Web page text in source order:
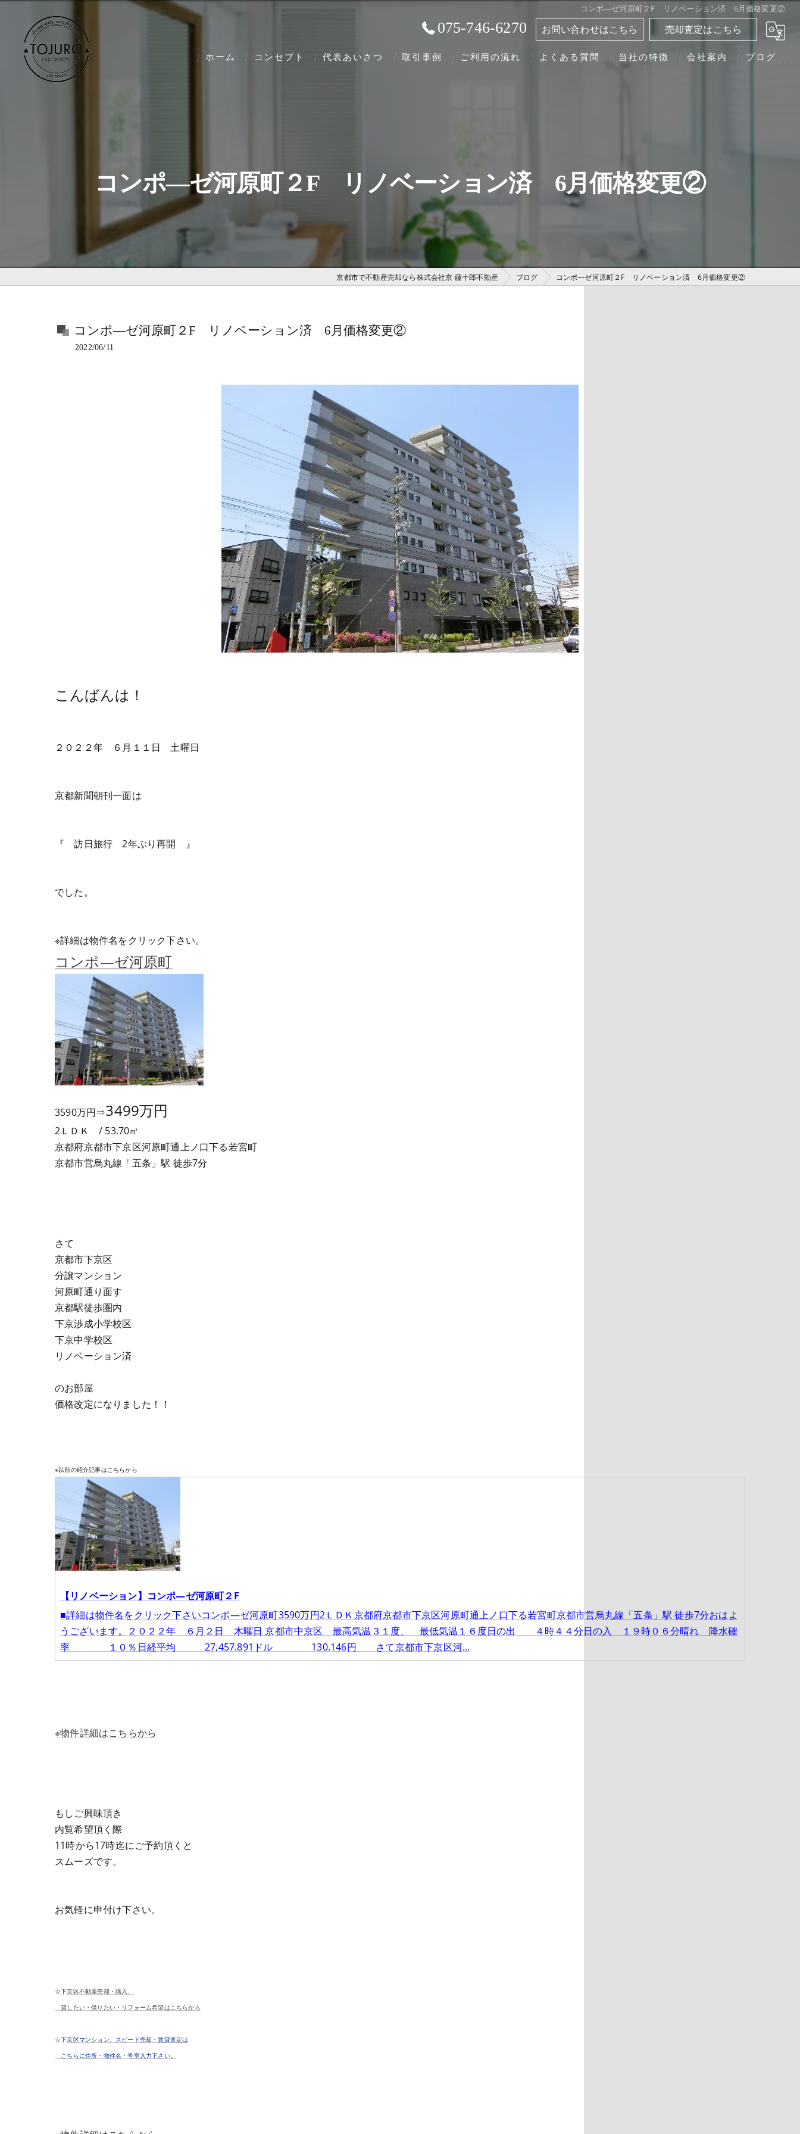
コンポ―ゼ河原町２F リノベーション済 6月価格変更②
075-746-6270 お問い合わせはこちら 売却査定はこちら
ホーム コンセプト 代表あいさつ 取引事例 ご利用の流れ よくある質問 当社の特徴
転勤
会社案内 ブログ
コンポ―ゼ河原町２F リノベーション済 6月価格変更②
京都市で不動産売却なら株式会社京 藤十郎不動産 ブログ コンポ―ゼ河原町２F リノベーション済 6月価格変更②
コンポ―ゼ河原町２F リノベーション済 6月価格変更②
2022/06/11
こんばんは！
２０２２年 ６月１１日 土曜日
京都新聞朝刊一面は
『 訪日旅行 2年ぶり再開 』
でした。
※詳細は物件名をクリック下さい。
コンポ―ゼ河原町
3590万円⇒3499万円
2ＬＤＫ / 53.70㎡
京都府京都市下京区河原町通上ノ口下る若宮町
京都市営烏丸線「五条」駅 徒歩7分
さて
京都市下京区
分譲マンション
河原町通り面す
京都駅徒歩圏内
下京渉成小学校区
下京中学校区
リノベーション済
のお部屋
価格改定になりました！！
※以前の紹介記事はこちらから
【リノベーション】コンポ―ゼ河原町２F
■詳細は物件名をクリック下さいコンポ―ゼ河原町3590万円2ＬＤＫ京都府京都市下京区河原町通上ノ口下る若宮町京都市営烏丸線「五条」駅 徒歩7分おはよ
うございます。２０２２年 ６月２日 木曜日 京都市中京区 最高気温３１度、 最低気温１６度日の出 ４時４４分日の入 １９時０６分晴れ 降水確
率 １０％日経平均 27,457.891ドル 130.146円 さて京都市下京区河...
※物件詳細はこちらから
もしご興味頂き
内覧希望頂く際
11時から17時迄にご予約頂くと
スムーズです。
お気軽に申付け下さい。
☆下京区不動産売却・購入、
貸したい・借りたい・リフォーム希望はこちらから
☆下京区マンション、スピード売却・賃貸査定は
こちらに住所・物件名・号室入力下さい。